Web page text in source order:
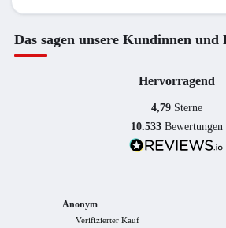
Das sagen unsere Kundinnen und
Hervorragend
4,79 Sterne
10.533 Bewertungen
Anonym
Verifizierter Kauf